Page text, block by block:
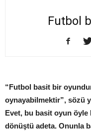
Futbol
“Futbol basit bir
oynayabilmektir”, sözü
Evet, bu basit oyun
dönüştü adeta. Onunla